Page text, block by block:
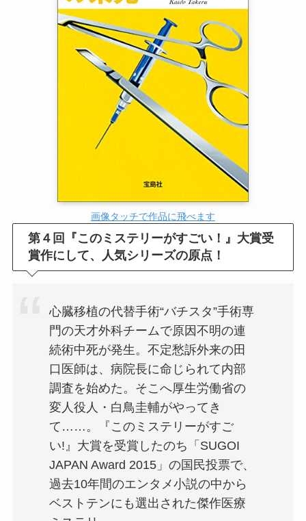
画像タッチで作品に飛べます
第４回『このミステリーがすごい！』大賞受
賞作にして、人気シリーズの原点！
心臓移植の代替手術“バチスタ”手術専
門の天才外科チームで原因不明の連
続術中死が発生。不定愁訴外来の田
口医師は、病院長に命じられて内部
調査を始めた。そこへ厚生労働省の
変人役人・白鳥圭輔がやってき
て……。『このミステリーがすご
い!』大賞を受賞したのち「SUGOI
JAPAN Award 2015」の国民投票で、
過去10年間のエンタメ小説の中から
ベストテンにも選出された傑作医療